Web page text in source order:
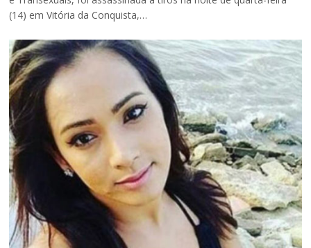
(14) em Vitória da Conquista,…